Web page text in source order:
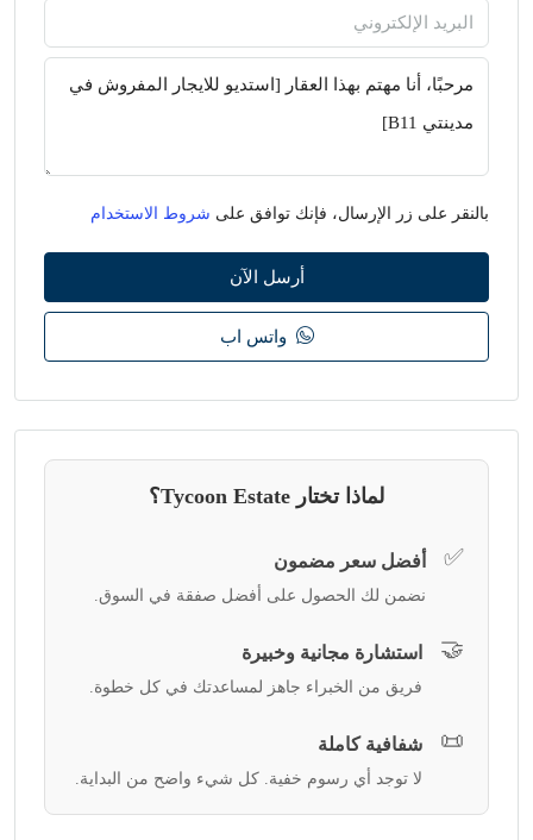
بالنقر على زر الإرسال، فإنك توافق على شروط الاستخدام
أرسل الآن
واتس اب
لماذا تختار Tycoon Estate؟
✅ أفضل سعر مضمون
نضمن لك الحصول على أفضل صفقة في السوق.
🤝 استشارة مجانية وخبيرة
فريق من الخبراء جاهز لمساعدتك في كل خطوة.
📜 شفافية كاملة
لا توجد أي رسوم خفية. كل شيء واضح من البداية.